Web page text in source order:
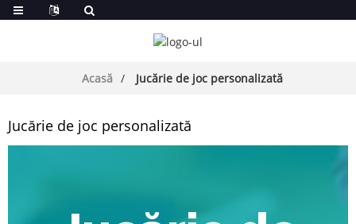
Acasă Jucărie de joc personalizată
Jucărie de joc personalizată